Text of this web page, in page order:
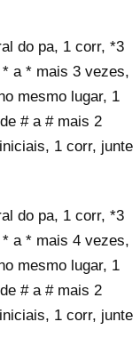
do pa, 1 corr, *3
a * mais 3 vezes,
mesmo lugar, 1
# a # mais 2
1 corr, junte
do pa, 1 corr, *3
a * mais 4 vezes,
mesmo lugar, 1
# a # mais 2
1 corr, junte